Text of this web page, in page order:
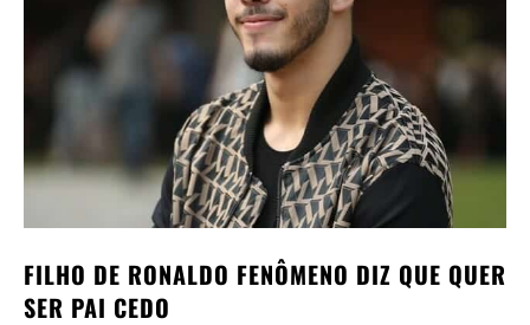
FILHO DE RONALDO FENÔMENO DIZ QUE QUER
SER PAI CEDO